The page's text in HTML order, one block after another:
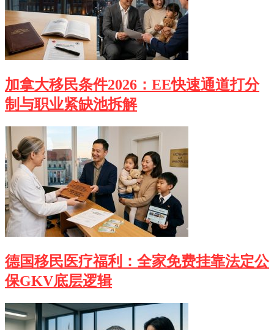
加拿大移民条件2026：EE快速通道打分
制与职业紧缺池拆解
德国移民医疗福利：全家免费挂靠法定公
保GKV底层逻辑